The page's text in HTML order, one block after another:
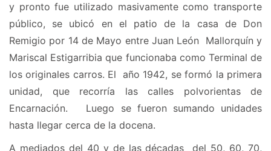
y pronto fue utilizado masivamente como transporte
público, se ubicó en el patio de la casa de Don
Remigio por 14 de Mayo entre Juan León Mallorquín y
Mariscal Estigarribia que funcionaba como Terminal de
los originales carros. El año 1942, se formó la primera
unidad, que recorría las calles polvorientas de
Encarnación. Luego se fueron sumando unidades
hasta llegar cerca de la docena.
A mediados del 40 y de las décadas del 50, 60, 70,